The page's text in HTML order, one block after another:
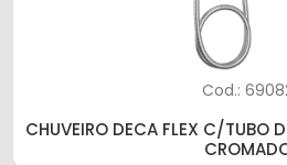
Cod.:
CHUVEIRO DECA FLEX C/TUBO